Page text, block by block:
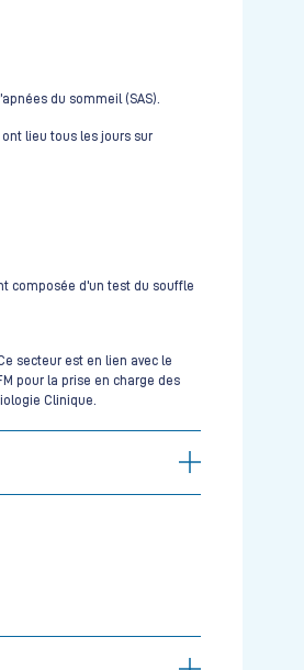
du sommeil (SAS).
lieu tous les jours sur
composée d'un test du souffle
secteur est en lien avec le
pour la prise en charge des
Clinique.